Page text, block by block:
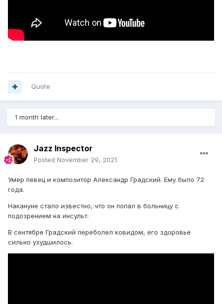
Quote
1 month later...
Jazz Inspector
Posted November 29, 2021
Умер певец и композитор Александр Градский. Ему было 72
года.
Накануне стало известно, что он попал в больницу с
подозрением на инсульт.
В сентябре Градский переболел ковидом, его здоровье
сильно ухудшилось.